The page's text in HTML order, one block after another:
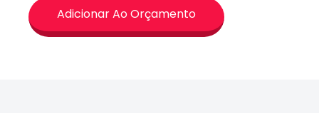
Adicionar Ao Orçamento